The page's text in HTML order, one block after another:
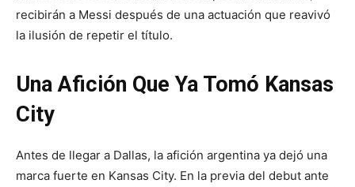
recibirán a Messi después de una actuación que reavivó
la ilusión de repetir el título.
Una Afición Que Ya Tomó Kansas
City
Antes de llegar a Dallas, la afición argentina ya dejó una
marca fuerte en Kansas City. En la previa del debut ante